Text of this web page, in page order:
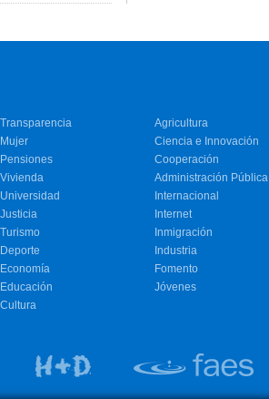
Transparencia
Mujer
Pensiones
Vivienda
Universidad
Justicia
Turismo
Deporte
Economía
Educación
Cultura
Agricultura
Ciencia e Innovación
Cooperación
Administración Pública
Internacional
Internet
Inmigración
Industria
Fomento
Jóvenes